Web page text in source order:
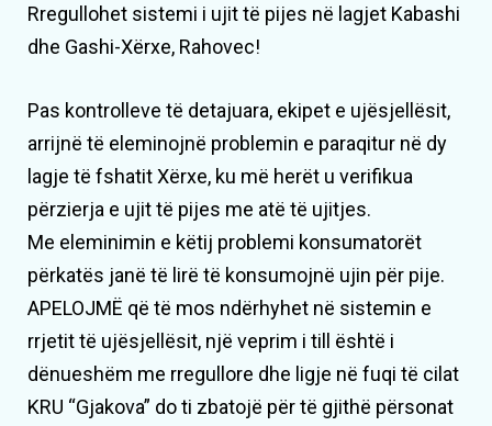
Rregullohet sistemi i ujit të pijes në lagjet Kabashi
dhe Gashi-Xërxe, Rahovec!
Pas kontrolleve të detajuara, ekipet e ujësjellësit,
arrijnë të eleminojnë problemin e paraqitur në dy
lagje të fshatit Xërxe, ku më herët u verifikua
përzierja e ujit të pijes me atë të ujitjes.
Me eleminimin e këtij problemi konsumatorët
përkatës janë të lirë të konsumojnë ujin për pije.
APELOJMË që të mos ndërhyhet në sistemin e
rrjetit të ujësjellësit, një veprim i till është i
dënueshëm me rregullore dhe ligje në fuqi të cilat
KRU “Gjakova” do ti zbatojë për të gjithë përsonat